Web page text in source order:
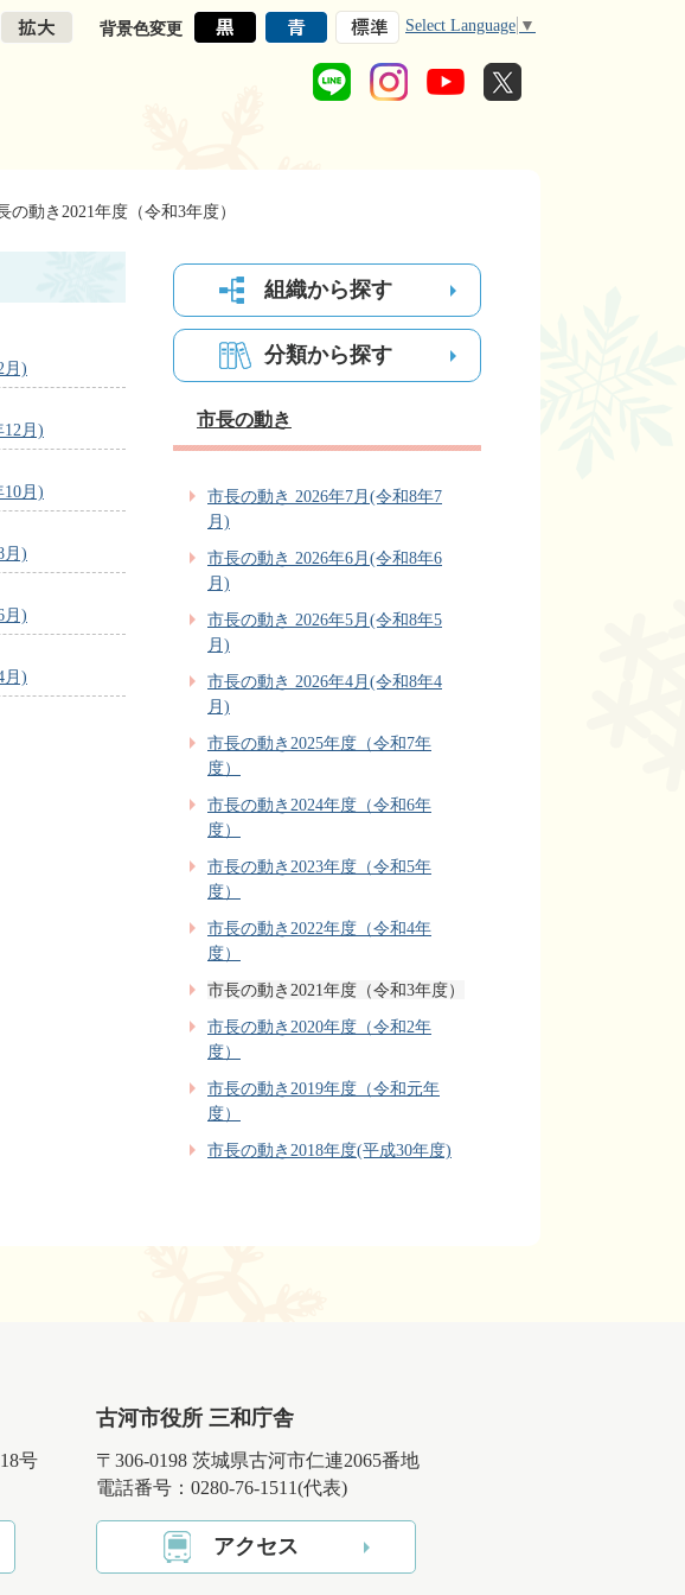
背景色変更 Select Language ▼
の動き2021年度（令和3年度）
月)
月)
月)
月)
月)
月)
組織から探す
分類から探す
市長の動き
市長の動き 2026年7月(令和8年7
月)
市長の動き 2026年6月(令和8年6
月)
市長の動き 2026年5月(令和8年5
月)
市長の動き 2026年4月(令和8年4
月)
市長の動き2025年度（令和7年
度）
市長の動き2024年度（令和6年
度）
市長の動き2023年度（令和5年
度）
市長の動き2022年度（令和4年
度）
市長の動き2021年度（令和3年度）
市長の動き2020年度（令和2年
度）
市長の動き2019年度（令和元年
度）
市長の動き2018年度(平成30年度)
号
古河市役所 三和庁舎
〒306-0198 茨城県古河市仁連2065番地
電話番号：0280-76-1511(代表)
アクセス